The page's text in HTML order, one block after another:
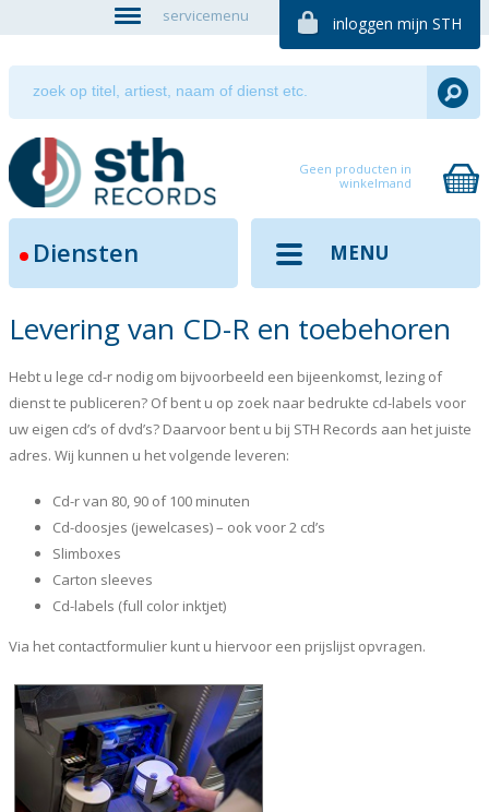
servicemenu inloggen mijn STH
Geen producten in
winkelmand
Diensten MENU
Levering van CD-R en toebehoren
Hebt u lege cd-r nodig om bijvoorbeeld een bijeenkomst, lezing of
dienst te publiceren? Of bent u op zoek naar bedrukte cd-labels voor
uw eigen cd’s of dvd’s? Daarvoor bent u bij STH Records aan het juiste
adres. Wij kunnen u het volgende leveren:
Cd-r van 80, 90 of 100 minuten
Cd-doosjes (jewelcases) – ook voor 2 cd’s
Slimboxes
Carton sleeves
Cd-labels (full color inktjet)
Via het contactformulier kunt u hiervoor een prijslijst opvragen.